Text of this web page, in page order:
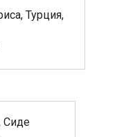
Турция,
Сиде